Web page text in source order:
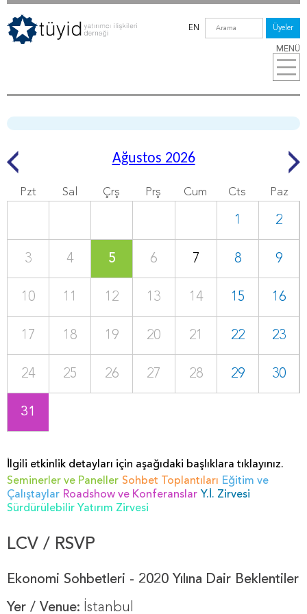
MENÜ
EN Üyeler
Ağustos 2026
Pzt Sal Çrş Prş Cum Cts Paz
1 2
3 4 5 6 7 8 9
10 11 12 13 14 15 16
17 18 19 20 21 22 23
24 25 26 27 28 29 30
31
İlgili etkinlik detayları için aşağıdaki başlıklara tıklayınız.
Seminerler ve Paneller Sohbet Toplantıları Eğitim ve
Çalıştaylar Roadshow ve Konferanslar Y.İ. Zirvesi
Sürdürülebilir Yatırım Zirvesi
LCV / RSVP
Ekonomi Sohbetleri - 2020 Yılına Dair Beklentiler
Yer / Venue: İstanbul